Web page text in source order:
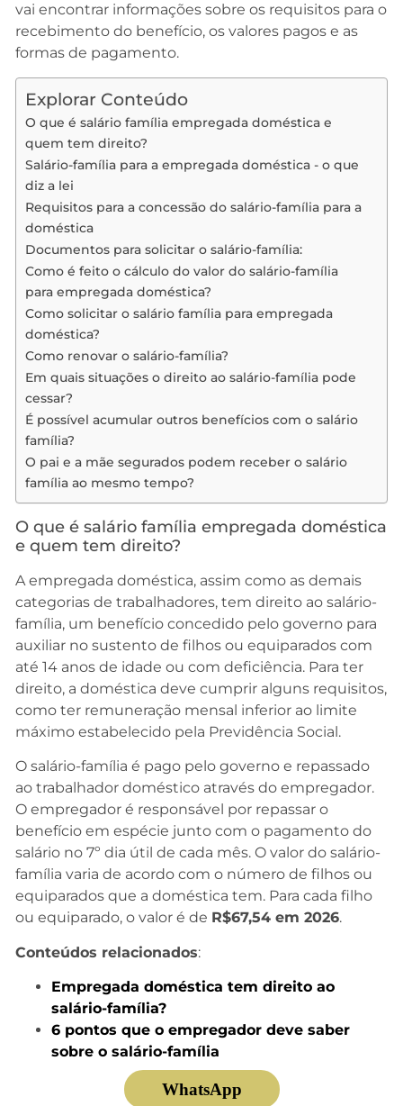
vai encontrar informações sobre os requisitos para o
recebimento do benefício, os valores pagos e as
formas de pagamento.
Explorar Conteúdo
O que é salário família empregada doméstica e
quem tem direito?
Salário-família para a empregada doméstica - o que
diz a lei
Requisitos para a concessão do salário-família para a
doméstica
Documentos para solicitar o salário-família:
Como é feito o cálculo do valor do salário-família
para empregada doméstica?
Como solicitar o salário família para empregada
doméstica?
Como renovar o salário-família?
Em quais situações o direito ao salário-família pode
cessar?
É possível acumular outros benefícios com o salário
família?
O pai e a mãe segurados podem receber o salário
família ao mesmo tempo?
O que é salário família empregada doméstica
e quem tem direito?
A empregada doméstica, assim como as demais
categorias de trabalhadores, tem direito ao salário-
família, um benefício concedido pelo governo para
auxiliar no sustento de filhos ou equiparados com
até 14 anos de idade ou com deficiência. Para ter
direito, a doméstica deve cumprir alguns requisitos,
como ter remuneração mensal inferior ao limite
máximo estabelecido pela Previdência Social.
O salário-família é pago pelo governo e repassado
ao trabalhador doméstico através do empregador.
O empregador é responsável por repassar o
benefício em espécie junto com o pagamento do
salário no 7º dia útil de cada mês. O valor do salário-
família varia de acordo com o número de filhos ou
equiparados que a doméstica tem. Para cada filho
ou equiparado, o valor é de R$67,54 em 2026.
Conteúdos relacionados:
Empregada doméstica tem direito ao
salário-família?
6 pontos que o empregador deve saber
sobre o salário-família
WhatsApp